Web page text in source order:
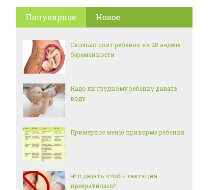
Популярное Новое
Сколько спит ребенок на 28 неделе
беременности
Надо ли грудному ребенку давать
воду
Примерное меню прикорма ребенка
Что делать чтобы лактация
прекратилась?